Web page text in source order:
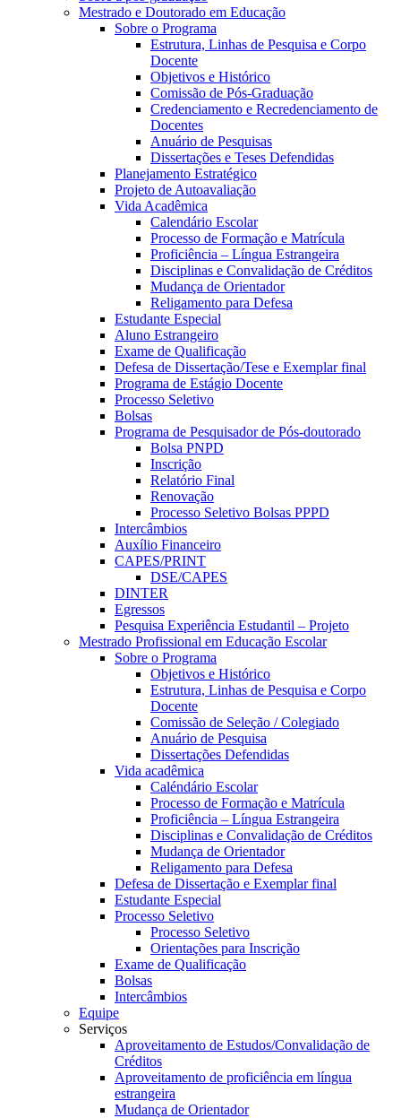
Mestrado e Doutorado em Educação
Sobre o Programa
Estrutura, Linhas de Pesquisa e Corpo
Docente
Objetivos e Histórico
Comissão de Pós-Graduação
Credenciamento e Recredenciamento de
Docentes
Anuário de Pesquisas
Dissertações e Teses Defendidas
Planejamento Estratégico
Projeto de Autoavaliação
Vida Acadêmica
Calendário Escolar
Processo de Formação e Matrícula
Proficiência – Língua Estrangeira
Disciplinas e Convalidação de Créditos
Mudança de Orientador
Religamento para Defesa
Estudante Especial
Aluno Estrangeiro
Exame de Qualificação
Defesa de Dissertação/Tese e Exemplar final
Programa de Estágio Docente
Processo Seletivo
Bolsas
Programa de Pesquisador de Pós-doutorado
Bolsa PNPD
Inscrição
Relatório Final
Renovação
Processo Seletivo Bolsas PPPD
Intercâmbios
Auxílio Financeiro
CAPES/PRINT
DSE/CAPES
DINTER
Egressos
Pesquisa Experiência Estudantil – Projeto
Mestrado Profissional em Educação Escolar
Sobre o Programa
Objetivos e Histórico
Estrutura, Linhas de Pesquisa e Corpo
Docente
Comissão de Seleção / Colegiado
Anuário de Pesquisa
Dissertações Defendidas
Vida acadêmica
Caléndário Escolar
Processo de Formação e Matrícula
Proficiência – Língua Estrangeira
Disciplinas e Convalidação de Créditos
Mudança de Orientador
Religamento para Defesa
Defesa de Dissertação e Exemplar final
Estudante Especial
Processo Seletivo
Processo Seletivo
Orientações para Inscrição
Exame de Qualificação
Bolsas
Intercâmbios
Equipe
Serviços
Aproveitamento de Estudos/Convalidação de
Créditos
Aproveitamento de proficiência em língua
estrangeira
Mudança de Orientador